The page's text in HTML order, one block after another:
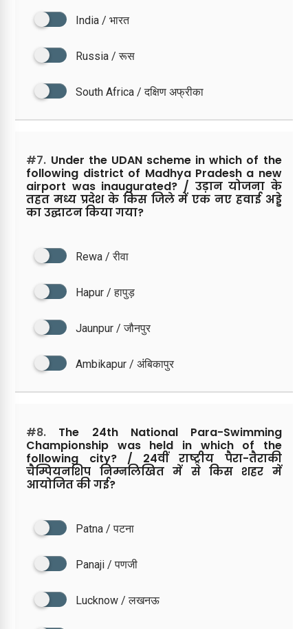
India / भारत
Russia / रूस
South Africa / दक्षिण अफ्रीका
#7. Under the UDAN scheme in which of the
following district of Madhya Pradesh a new
airport was inaugurated? / उड़ान योजना के
तहत मध्य प्रदेश के किस जिले में एक नए हवाई अड्डे
का उद्घाटन किया गया?
Rewa / रीवा
Hapur / हापुड़
Jaunpur / जौनपुर
Ambikapur / अंबिकापुर
#8. The 24th National Para-Swimming
Championship was held in which of the
following city? / 24वीं राष्ट्रीय पैरा-तैराकी
चैम्पियनशिप निम्नलिखित में से किस शहर में
आयोजित की गई?
Patna / पटना
Panaji / पणजी
Lucknow / लखनऊ